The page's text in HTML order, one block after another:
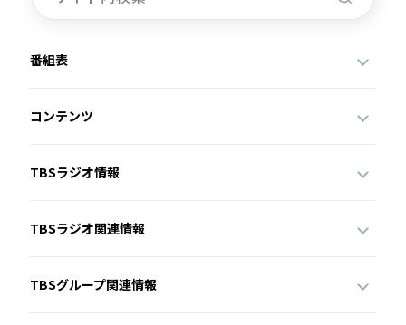
番組表
コンテンツ
TBSラジオ情報
TBSラジオ関連情報
TBSグループ関連情報